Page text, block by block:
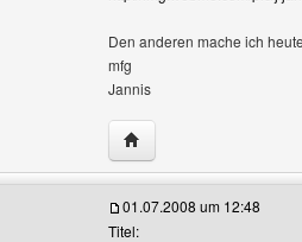
Den anderen mache ich
mfg
Jannis
Website dieses
01.07.2008 um 12:48
Titel: